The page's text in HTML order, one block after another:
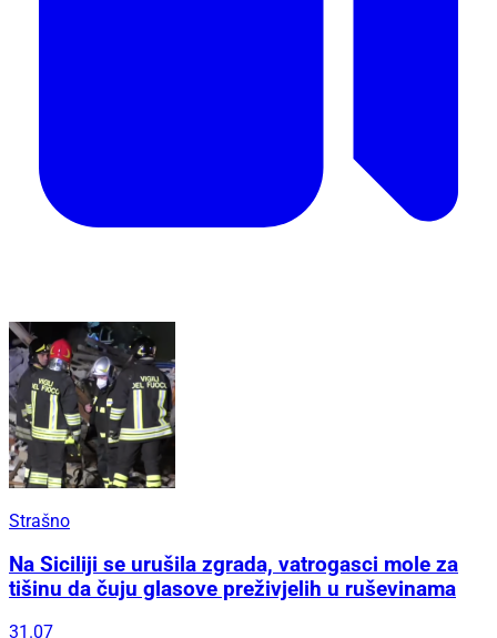
Strašno
Na Siciliji se urušila zgrada, vatrogasci mole za
tišinu da čuju glasove preživjelih u ruševinama
31.07